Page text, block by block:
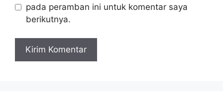
pada peramban ini untuk komentar saya
berikutnya.